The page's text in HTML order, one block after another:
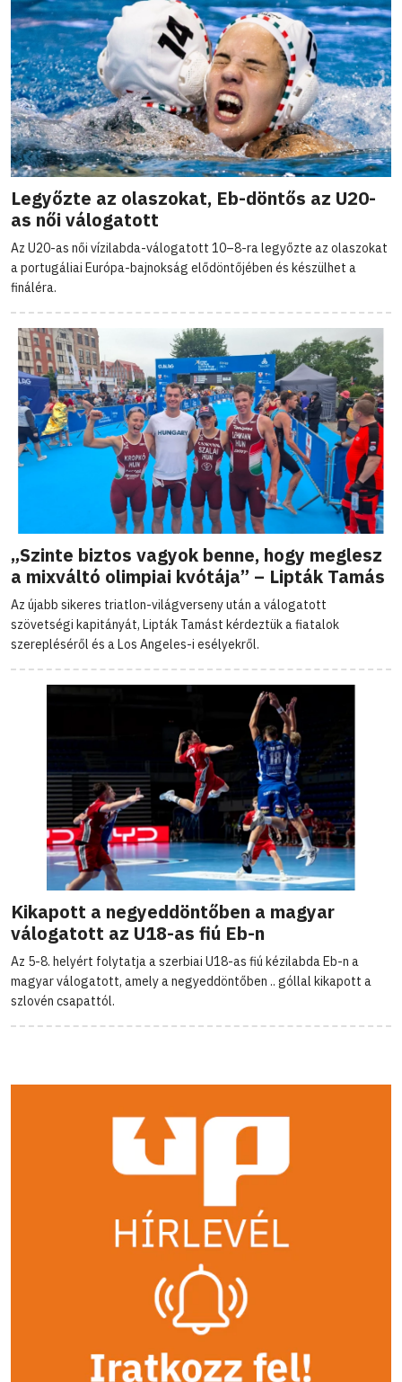
Legyőzte az olaszokat, Eb-döntős az U20-
as női válogatott
Az U20-as női vízilabda-válogatott 10–8-ra legyőzte az olaszokat
a portugáliai Európa-bajnokság elődöntőjében és készülhet a
fináléra.
„Szinte biztos vagyok benne, hogy meglesz
a mixváltó olimpiai kvótája” – Lipták Tamás
Az újabb sikeres triatlon-világverseny után a válogatott
szövetségi kapitányát, Lipták Tamást kérdeztük a fiatalok
szerepléséről és a Los Angeles-i esélyekről.
Kikapott a negyeddöntőben a magyar
válogatott az U18-as fiú Eb-n
Az 5-8. helyért folytatja a szerbiai U18-as fiú kézilabda Eb-n a
magyar válogatott, amely a negyeddöntőben .. góllal kikapott a
szlovén csapattól.